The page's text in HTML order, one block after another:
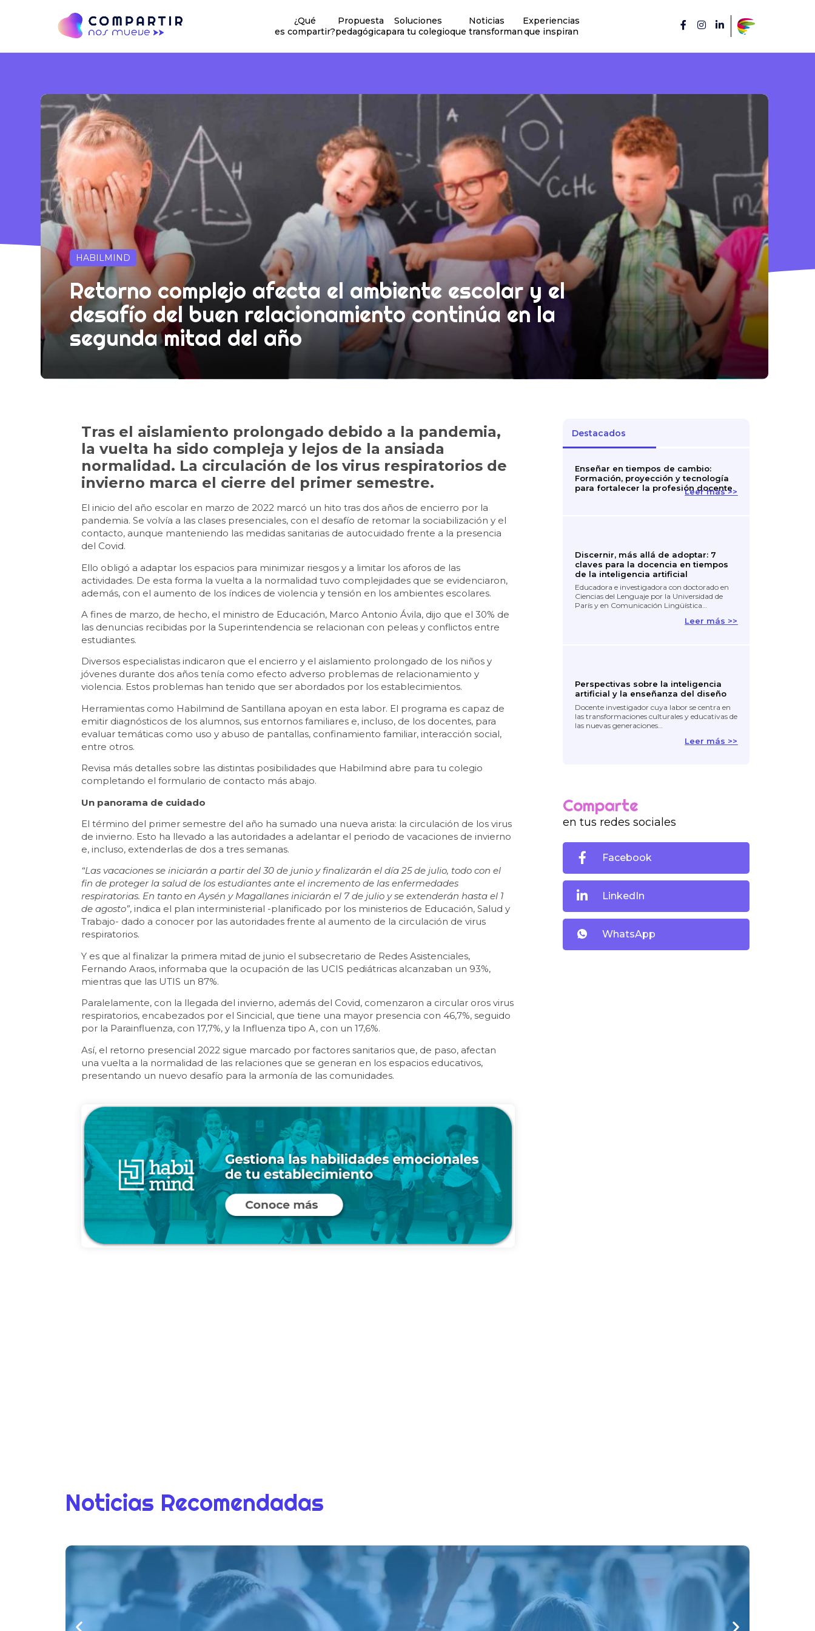
¿Qué
es compartir?
Propuesta
pedagógica
Soluciones
para tu colegio
Noticias
que transforman
Experiencias
que inspiran
HABILMIND
Retorno complejo afecta el ambiente escolar y el
desafío del buen relacionamiento continúa en la
segunda mitad del año
Tras el aislamiento prolongado debido a la pandemia,
la vuelta ha sido compleja y lejos de la ansiada
normalidad. La circulación de los virus respiratorios de
invierno marca el cierre del primer semestre.
El inicio del año escolar en marzo de 2022 marcó un hito tras dos años de encierro por la
pandemia. Se volvía a las clases presenciales, con el desafío de retomar la sociabilización y el
contacto, aunque manteniendo las medidas sanitarias de autocuidado frente a la presencia
del Covid.
Ello obligó a adaptar los espacios para minimizar riesgos y a limitar los aforos de las
actividades. De esta forma la vuelta a la normalidad tuvo complejidades que se evidenciaron,
además, con el aumento de los índices de violencia y tensión en los ambientes escolares.
A fines de marzo, de hecho, el ministro de Educación, Marco Antonio Ávila, dijo que el 30% de
las denuncias recibidas por la Superintendencia se relacionan con peleas y conflictos entre
estudiantes.
Diversos especialistas indicaron que el encierro y el aislamiento prolongado de los niños y
jóvenes durante dos años tenía como efecto adverso problemas de relacionamiento y
violencia. Estos problemas han tenido que ser abordados por los establecimientos.
Herramientas como Habilmind de Santillana apoyan en esta labor. El programa es capaz de
emitir diagnósticos de los alumnos, sus entornos familiares e, incluso, de los docentes, para
evaluar temáticas como uso y abuso de pantallas, confinamiento familiar, interacción social,
entre otros.
Revisa más detalles sobre las distintas posibilidades que Habilmind abre para tu colegio
completando el formulario de contacto más abajo.
Un panorama de cuidado
El término del primer semestre del año ha sumado una nueva arista: la circulación de los virus
de invierno. Esto ha llevado a las autoridades a adelantar el periodo de vacaciones de invierno
e, incluso, extenderlas de dos a tres semanas.
“Las vacaciones se iniciarán a partir del 30 de junio y finalizarán el día 25 de julio, todo con el
fin de proteger la salud de los estudiantes ante el incremento de las enfermedades
respiratorias. En tanto en Aysén y Magallanes iniciarán el 7 de julio y se extenderán hasta el 1
de agosto”, indica el plan interministerial -planificado por los ministerios de Educación, Salud y
Trabajo- dado a conocer por las autoridades frente al aumento de la circulación de virus
respiratorios.
Y es que al finalizar la primera mitad de junio el subsecretario de Redes Asistenciales,
Fernando Araos, informaba que la ocupación de las UCIS pediátricas alcanzaban un 93%,
mientras que las UTIS un 87%.
Paralelamente, con la llegada del invierno, además del Covid, comenzaron a circular oros virus
respiratorios, encabezados por el Sincicial, que tiene una mayor presencia con 46,7%, seguido
por la Parainfluenza, con 17,7%, y la Influenza tipo A, con un 17,6%.
Así, el retorno presencial 2022 sigue marcado por factores sanitarios que, de paso, afectan
una vuelta a la normalidad de las relaciones que se generan en los espacios educativos,
presentando un nuevo desafío para la armonía de las comunidades.
Destacados
Enseñar en tiempos de cambio:
Formación, proyección y tecnología
para fortalecer la profesión docente
Leer más >>
Discernir, más allá de adoptar: 7
claves para la docencia en tiempos
de la inteligencia artificial
Educadora e investigadora con doctorado en
Ciencias del Lenguaje por la Universidad de
París y en Comunicación Lingüística…
Leer más >>
Perspectivas sobre la inteligencia
artificial y la enseñanza del diseño
Docente investigador cuya labor se centra en
las transformaciones culturales y educativas de
las nuevas generaciones…
Leer más >>
Comparte
en tus redes sociales
Facebook
LinkedIn
WhatsApp
Noticias Recomendadas